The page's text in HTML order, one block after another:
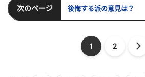
次のページ 後悔する派の意見は？
1 2